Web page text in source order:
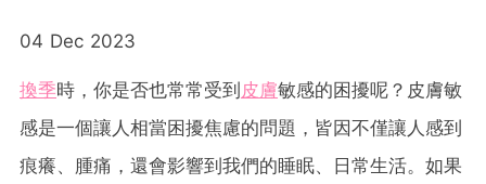
04 Dec 2023
換季時，你是否也常常受到皮膚敏感的困擾呢？皮膚敏
感是一個讓人相當困擾焦慮的問題，皆因不僅讓人感到
痕癢、腫痛，還會影響到我們的睡眠、日常生活。如果